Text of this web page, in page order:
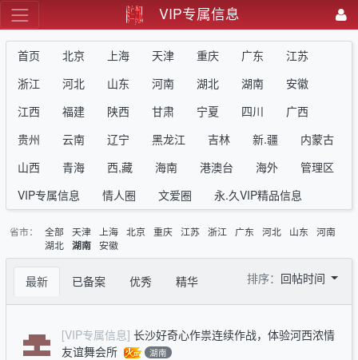
VIP专属信息
首页 北京 上海 天津 重庆 广东
江苏
浙江
河北 山东 河南 湖北 湖南
安徽
江西
福建 陕西 甘肃 宁夏 四川
广西
贵州
云南 辽宁 黑龙江 吉林 新.疆
内蒙古
山西
青海 西,藏 海南 港澳台 海外
管理区
VIP专属信息
情人圈 文爱圈 永.久VIP精品信息
省市： 全部 天津 上海 北京 重庆 江苏 浙江 广东 河北 山东
河南
湖北 湖南 安徽
最新 已备案 优秀 精华 排序： 回帖时间
[VIP专属信息] 长沙好奇心作祟连续作战，体验河西浓情
友谊舞会所
湖南